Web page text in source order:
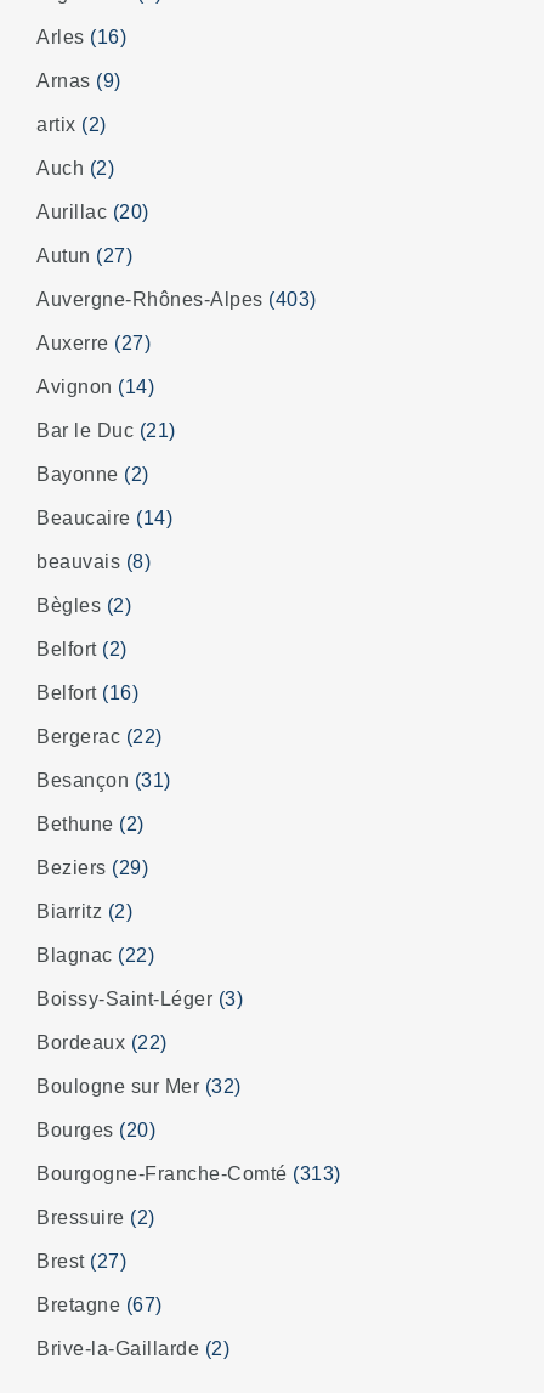
Arles (16)
Arnas (9)
artix (2)
Auch (2)
Aurillac (20)
Autun (27)
Auvergne-Rhônes-Alpes (403)
Auxerre (27)
Avignon (14)
Bar le Duc (21)
Bayonne (2)
Beaucaire (14)
beauvais (8)
Bègles (2)
Belfort (2)
Belfort (16)
Bergerac (22)
Besançon (31)
Bethune (2)
Beziers (29)
Biarritz (2)
Blagnac (22)
Boissy-Saint-Léger (3)
Bordeaux (22)
Boulogne sur Mer (32)
Bourges (20)
Bourgogne-Franche-Comté (313)
Bressuire (2)
Brest (27)
Bretagne (67)
Brive-la-Gaillarde (2)